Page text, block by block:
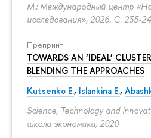
М.: Международный центр
исследования», 2026. С. 235-
Препринт
TOWARDS AN ‘IDEAL’
BLENDING THE APPROACHES
Kutsenko E., Islankina E.,
Science, Technology and
школа экономики, 2020